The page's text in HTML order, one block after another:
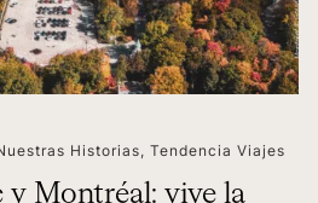
Historias, Tendencia Viajes
y Montréal: vive la